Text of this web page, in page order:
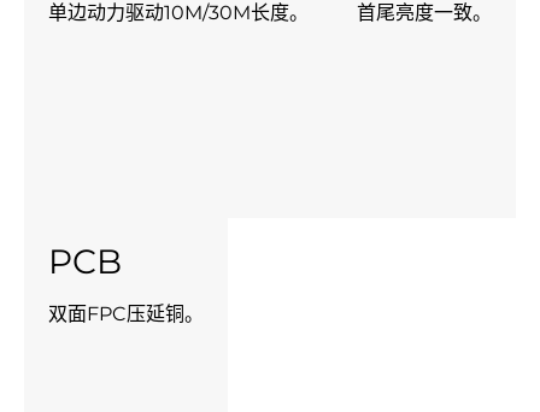
单边动力驱动10M/30M长度。 首尾亮度一致。
PCB
双面FPC压延铜。